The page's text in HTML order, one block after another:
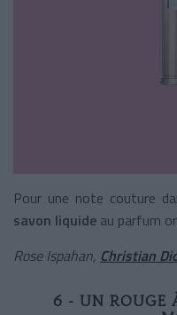
Pour une note couture
savon liquide au parfum
Rose Ispahan, Christian
6 - UN ROUGE